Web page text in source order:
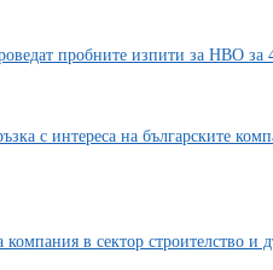
пробните изпити за НВО за
с интереса на българските
в сектор строителство и